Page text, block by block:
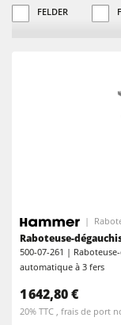
Scies à format
Scies
Machines
Centres
Plaqueuses
Ponceuses
Machine à
Scies à ruban
Raboteuses-
Machines
Centres
Plaqueuses
Ponceuses
Machine à
FELDER
Raboteuse-
500-07-261 |
automatique à 3 fers
1 642,80 €
20% TTC , frais de port